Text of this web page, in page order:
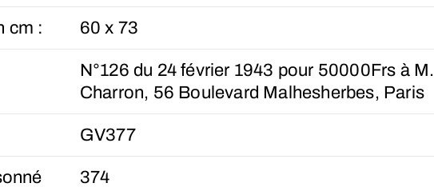
cm : 60 x 73
N°126 du 24 février 1943 pour 50000Frs à M.
Charron, 56 Boulevard Malhesherbes, Paris
GV377
374